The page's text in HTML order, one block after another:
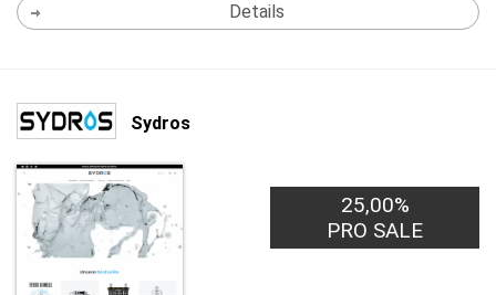
Details
Sydros
25,00%
PRO SALE